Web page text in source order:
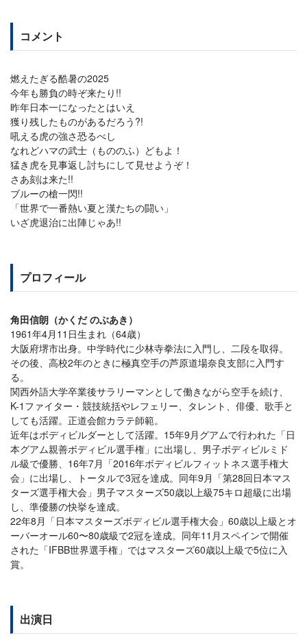
コメント
燃えたぎる酷暑の2025
今年も勝負の時ぞ来たり!!
昨年日本一になったとはいえ
獲り残したものがあるだろう?!
吼える虎の強さ恐るべし
なれどハマの武士（もののふ）どもよ！
猛き虎を見事返し討ちにして見せようぞ！
さあ刻は来た!!
ブルーの槍一閃!!
「世界で一番熱い夏と漢たちの闘い」
いざ虎退治に出陣じゃあ!!
プロフィール
角田信朗（かくだ のぶあき）
1961年4月11日生まれ（64歳）
大阪府堺市出身。中学時代に少林寺拳法に入門し、二段を取得。
その後、高校2年のときに極真空手の芦原道場奈良支部に入門す
る。
関西外語大学卒業後サラリーマンとして働きながら空手を続け、
K-1ファイター・競技統括やレフェリー、タレント、俳優、歌手と
しても活躍。正道会館カラテ師範。
近年はボディビルダーとして活躍。15年9月グアムで行われた「日
本グアム親善ボディビル選手権」に出場し、男子ボディビルミド
ル級で優勝、16年7月「2016年ボディビルフィットネス選手権大
会」に出場し、トータルで3冠を達成。同年9月「第28回日本マス
ターズ選手権大会」男子マスターズ50歳以上級75キロ超級に出場
し、準優勝の快挙を達成。
22年8月「日本マスターズボディビル選手権大会」60歳以上級とオ
ーバーオール60〜80歳級で2冠を達成。同年11月スペインで開催
された「IFBB世界選手権」ではマスターズ60歳以上級で5位に入
賞。
出演日